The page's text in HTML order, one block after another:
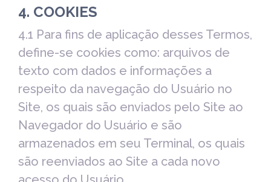
4. COOKIES
4.1 Para fins de aplicação desses Termos,
define-se cookies como: arquivos de
texto com dados e informações a
respeito da navegação do Usuário no
Site, os quais são enviados pelo Site ao
Navegador do Usuário e são
armazenados em seu Terminal, os quais
são reenviados ao Site a cada novo